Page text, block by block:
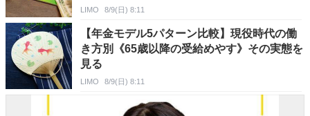
LIMO 8/9(日) 8:11
【年金モデル5パターン比較】現役時代の働
き方別《65歳以降の受給めやす》その実態を
見る
LIMO 8/9(日) 8:11